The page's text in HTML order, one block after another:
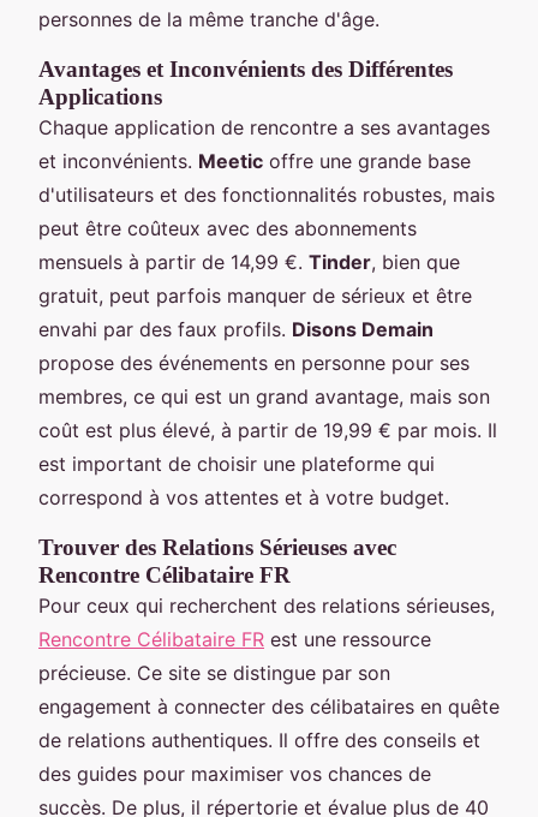
personnes de la même tranche d'âge.
Avantages et Inconvénients des Différentes
Applications
Chaque application de rencontre a ses avantages
et inconvénients. Meetic offre une grande base
d'utilisateurs et des fonctionnalités robustes, mais
peut être coûteux avec des abonnements
mensuels à partir de 14,99 €. Tinder, bien que
gratuit, peut parfois manquer de sérieux et être
envahi par des faux profils. Disons Demain
propose des événements en personne pour ses
membres, ce qui est un grand avantage, mais son
coût est plus élevé, à partir de 19,99 € par mois. Il
est important de choisir une plateforme qui
correspond à vos attentes et à votre budget.
Trouver des Relations Sérieuses avec
Rencontre Célibataire FR
Pour ceux qui recherchent des relations sérieuses,
Rencontre Célibataire FR est une ressource
précieuse. Ce site se distingue par son
engagement à connecter des célibataires en quête
de relations authentiques. Il offre des conseils et
des guides pour maximiser vos chances de
succès. De plus, il répertorie et évalue plus de 40